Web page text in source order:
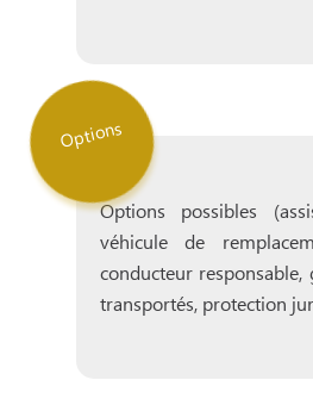
Options
Options possibles
véhicule de
conducteur responsable,
transportés, protection